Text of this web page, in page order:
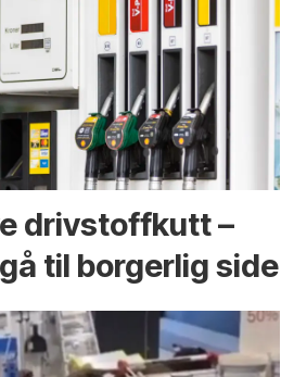
drivstoffkutt –
til borgerlig side